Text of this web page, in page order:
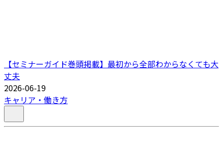
【セミナーガイド巻頭掲載】最初から全部わからなくても大
丈夫
2026-06-19
キャリア・働き方